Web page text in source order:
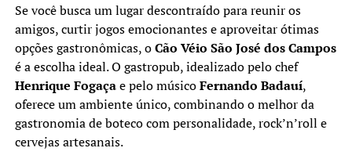
Se você busca um lugar descontraído para reunir os
amigos, curtir jogos emocionantes e aproveitar ótimas
opções gastronômicas, oCão Véio São José dos Campos
é a escolha ideal. O gastropub, idealizado pelo chef
Henrique Fogaçae pelo músicoFernando Badauí,
oferece um ambiente único, combinando o melhor da
gastronomia de boteco com personalidade, rock’n’roll e
cervejas artesanais.